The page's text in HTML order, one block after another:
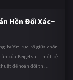
Hồn Đổi Xác~
bướm rực rỡ giữa chốn
của Keigetsu – một kẻ
để hoán đổi th ...